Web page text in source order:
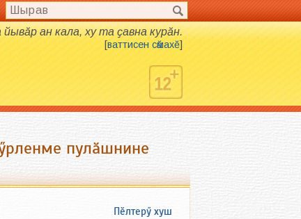
йывӑр ан кала, ху та ҫавна курӑн.
[ваттисен сӑмахӗ]
пулӑшнине
Пӗлтерӳ хуш